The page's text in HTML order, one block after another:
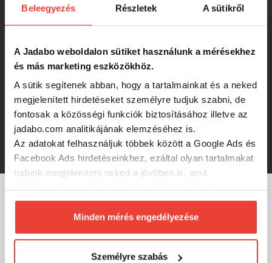
Beleegyezés Részletek A sütikről
A Jadabo weboldalon sütiket használunk a mérésekhez
és más marketing eszközökhöz.
A sütik segítenek abban, hogy a tartalmainkat és a neked
megjelenített hirdetéseket személyre tudjuk szabni, de
fontosak a közösségi funkciók biztosításához illetve az
jadabo.com analitikájának elemzéséhez is.
Az adatokat felhasználjuk többek között a Google Ads és
Facebook Ads hirdetéseinkhez, ezáltal olyan tartalmakat
tudunk megjeleníteni neked a jövőben is, amit
biztosításához arra kérünk, hogy engedd meg
számunkra minden mérés használatát.
Természetesensoha semmilyen formában nem fogunk
megváltoztathatod a döntésed ezzel kapcsolatban.
Minden mérés engedélyezése
Személyre szabás
Daiwa Daiwa D-Vec Waders flex
gázlóruha
-9% 42 930 Ft
Daiwa Daiwa D-Vec Waders (40/41)
-9% 42 930 Ft
MÁRKÁINK